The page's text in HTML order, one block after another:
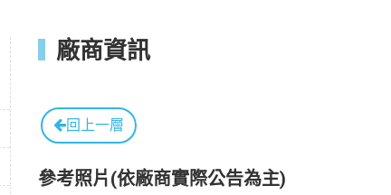
廠商資訊
回上一層
參考照片(依廠商實際公告為主)